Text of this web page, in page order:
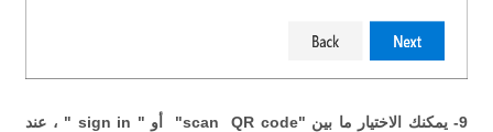
9- يمكنك الاختيار ما بين "scan QR code" أو " sign in " ، عند